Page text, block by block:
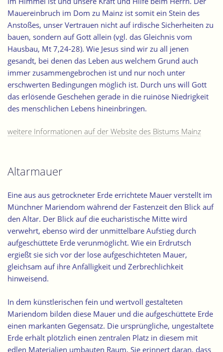
Mauereinbruch im Dom zu Mainz ist somit ein Stein des
Anstoßes, unser Vertrauen nicht auf irdische Sicherheiten zu
bauen, sondern auf Gott allein (vgl. das Gleichnis vom
Hausbau, Mt 7,24-28). Wie Jesus sind wir zu all jenen
gesandt, bei denen das Leben aus welchem Grund auch
immer zusammengebrochen ist und nur noch unter
erschwerten Bedingungen möglich ist. Durch uns will Gott
das erlösende Geschehen gerade in die ruinöse Niedrigkeit
des menschlichen Lebens hineinbringen.
weitere Informationen auf der Website des Bistums Mainz
Altarmauer
Eine aus aus getrockneter Erde errichtete Mauer verstellt im
Münchner Mariendom während der Fastenzeit den Blick auf
den Altar. Der Blick auf die eucharistische Mitte wird
verwehrt, ebenso wird der unmittelbare Aufstieg durch
aufgeschüttete Erde verunmöglicht. Wie ein Erdrutsch
ergießt sie sich vor der lose aufgeschichteten Mauer,
gleichsam auf ihre Anfälligkeit und Zerbrechlichkeit
hinweisend.
In dem künstlerischen fein und wertvoll gestalteten
Mariendom bilden diese Mauer und die aufgeschüttete Erde
einen markanten Gegensatz. Die ursprüngliche, ungestaltete
Erde erhält plötzlich einen zentralen Platz in diesem mit
edlen Materialien umbauten Raum. Sie erinnert daran, dass